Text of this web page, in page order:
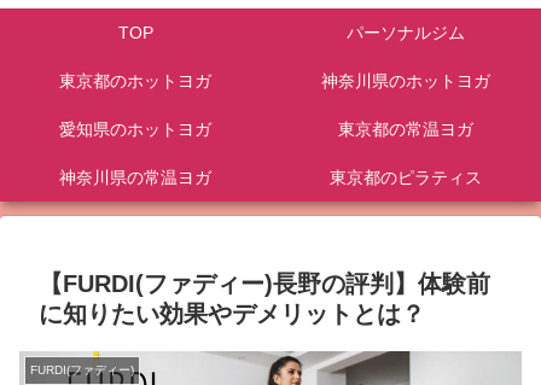
TOP パーソナルジム
東京都のホットヨガ 神奈川県のホットヨガ
愛知県のホットヨガ 東京都の常温ヨガ
神奈川県の常温ヨガ 東京都のピラティス
【FURDI(ファディー)長野の評判】体験前
に知りたい効果やデメリットとは？
FURDI(ファディー)